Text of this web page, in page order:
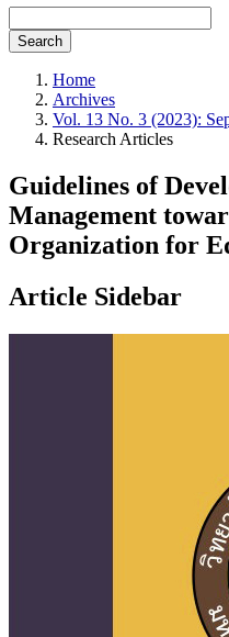
Search
Home
Archives
Vol. 13 No. 3 (2023):
Research Articles
Guidelines of
Management
Organization for
Article Sidebar